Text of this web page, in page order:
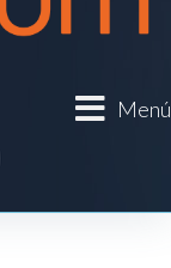
Menú